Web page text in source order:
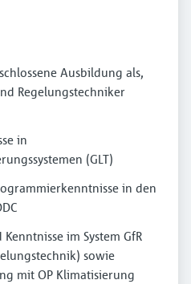
Ausbildung als,
Regelungstechniker
in
(GLT)
in den
im System GfR
sowie
mit OP Klimatisierung